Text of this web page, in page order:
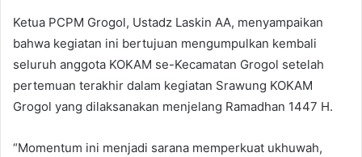
Ketua PCPM Grogol, Ustadz Laskin AA, menyampaikan
bahwa kegiatan ini bertujuan mengumpulkan kembali
seluruh anggota KOKAM se-Kecamatan Grogol setelah
pertemuan terakhir dalam kegiatan Srawung KOKAM
Grogol yang dilaksanakan menjelang Ramadhan 1447 H.
“Momentum ini menjadi sarana memperkuat ukhuwah,